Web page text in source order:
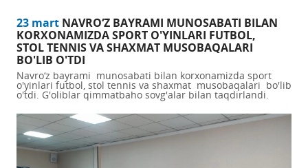
23 mart NAVRO‘Z BAYRAMI MUNOSABATI BILAN
KORXONAMIZDA SPORT O'YINLARI FUTBOL,
STOL TENNIS VA SHAXMAT MUSOBAQALARI
BO'LIB O'TDI
Navro‘z bayrami munosabati bilan korxonamizda sport
o'yinlari futbol, stol tennis va shaxmat musobaqalari bo'lib
o'tdi. G'oliblar qimmatbaho sovg'alar bilan taqdirlandi.